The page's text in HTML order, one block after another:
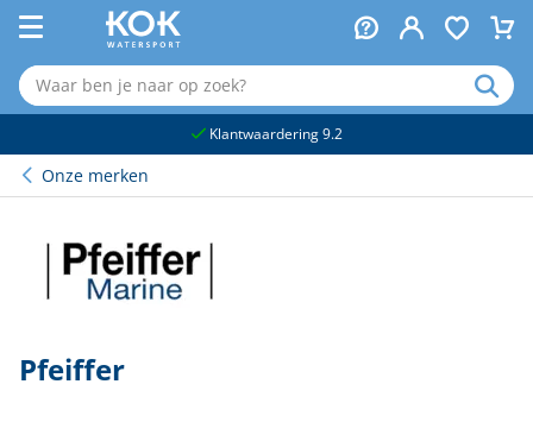
Klantwaardering 9.2
Onze merken
Pfeiffer